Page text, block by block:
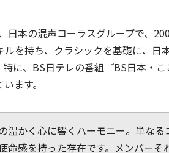
日本の混声コーラスグループで、
を持ち、クラシックを基礎に、
に、BS日テレの番組『BS日本・
ます。
温かく心に響くハーモニー。単な
命感を持った存在です。メンバー